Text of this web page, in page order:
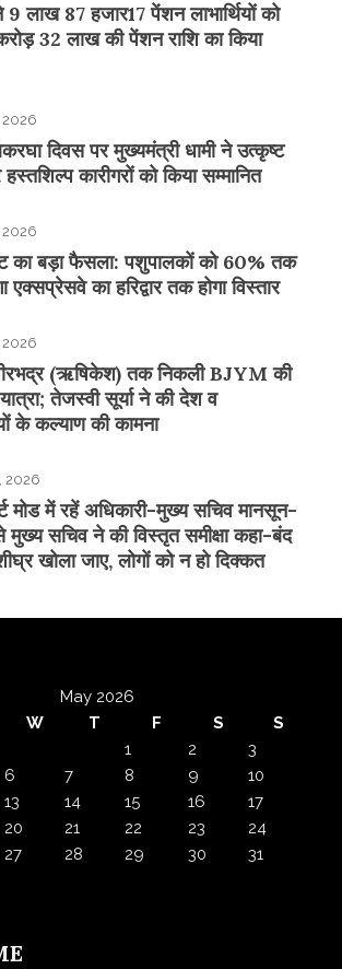
9 लाख 87 हजार17 पेंशन लाभार्थियों को
32 लाख की पेंशन राशि का किया
2026
दिवस पर मुख्यमंत्री धामी ने उत्कृष्ट
कारीगरों को किया सम्मानित
2026
का बड़ा फैसला: पशुपालकों को 60% तक
एक्सप्रेसवे का हरिद्वार तक होगा विस्तार
2026
वीरभद्र (ऋषिकेश) तक निकली BJYM की
तेजस्वी सूर्या ने की देश व
के कल्याण की कामना
2026
मोड में रहें अधिकारी-मुख्य सचिव मानसून-
सचिव ने की विस्तृत समीक्षा कहा-बंद
खोला जाए, लोगों को न हो दिक्कत
May 2026
W T F S
S
1
2
3
6 7 8 9
10
13 14 15 16
17
20 21 22 23
24
27 28 29 30 31